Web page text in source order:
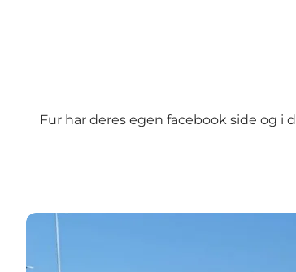
Fur har deres egen facebook side og i
Se events på Fur i deres facebook